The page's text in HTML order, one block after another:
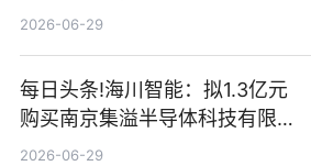
2026-06-29
每日头条!海川智能：拟1.3亿元
购买南京集溢半导体科技有限公
司15.3%股权
2026-06-29